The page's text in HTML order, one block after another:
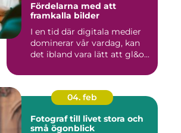
Fördelarna med att
framkalla bilder
I en tid där digitala medier
dominerar vår vardag, kan
det ibland vara lätt att gl&o...
04. feb
Fotograf till livet stora och
små ögonblick